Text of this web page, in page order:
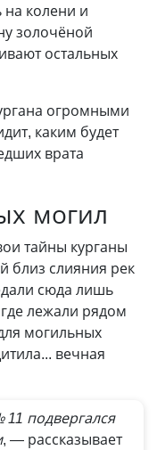
на колени и
золочёной
остальных
огромными
каким будет
врата
могил
тайны курганы
близ слияния рек
сюда лишь
лежали рядом
могильных
вечная
подвергался
, — рассказывает